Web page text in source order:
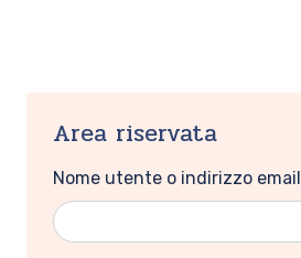
Area riservata
Nome utente o indirizzo email